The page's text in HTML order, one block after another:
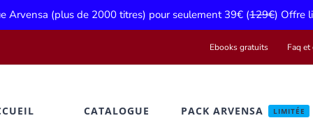
Arvensa (plus de 2000 titres) pour seulement 39€ (129€) Offre
Ebooks gratuits Faq
CATALOGUE PACK ARVENSA LIMITÉE